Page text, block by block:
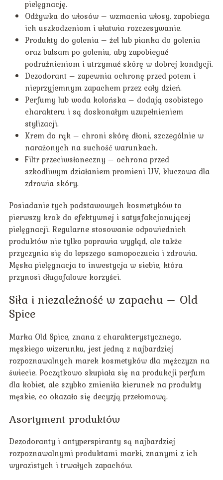
pielęgnację.
Odżywka do włosów – wzmacnia włosy, zapobiega
ich uszkodzeniom i ułatwia rozczesywanie.
Produkty do golenia – żel lub pianka do golenia
oraz balsam po goleniu, aby zapobiegać
podrażnieniom i utrzymać skórę w dobrej kondycji.
Dezodorant – zapewnia ochronę przed potem i
nieprzyjemnym zapachem przez cały dzień.
Perfumy lub woda kolońska – dodają osobistego
charakteru i są doskonałym uzupełnieniem
stylizacji.
Krem do rąk – chroni skórę dłoni, szczególnie w
narażonych na suchość warunkach.
Filtr przeciwsłoneczny – ochrona przed
szkodliwym działaniem promieni UV, kluczowa dla
zdrowia skóry.
Posiadanie tych podstawowych kosmetyków to
pierwszy krok do efektywnej i satysfakcjonującej
pielęgnacji. Regularne stosowanie odpowiednich
produktów nie tylko poprawia wygląd, ale także
przyczynia się do lepszego samopoczucia i zdrowia.
Męska pielęgnacja to inwestycja w siebie, która
przynosi długofalowe korzyści.
Siła i niezależność w zapachu – Old
Spice
Marka Old Spice, znana z charakterystycznego,
męskiego wizerunku, jest jedną z najbardziej
rozpoznawalnych marek kosmetyków dla mężczyzn na
świecie. Początkowo skupiała się na produkcji perfum
dla kobiet, ale szybko zmieniła kierunek na produkty
męskie, co okazało się decyzją przełomową.
Asortyment produktów
Dezodoranty i antyperspiranty są najbardziej
rozpoznawalnymi produktami marki, znanymi z ich
wyrazistych i trwałych zapachów.